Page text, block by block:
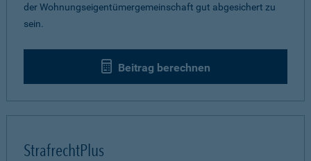
der Wohnungseigentümergemeinschaft gut abgesichert zu
sein.
Beitrag berechnen
StrafrechtPlus